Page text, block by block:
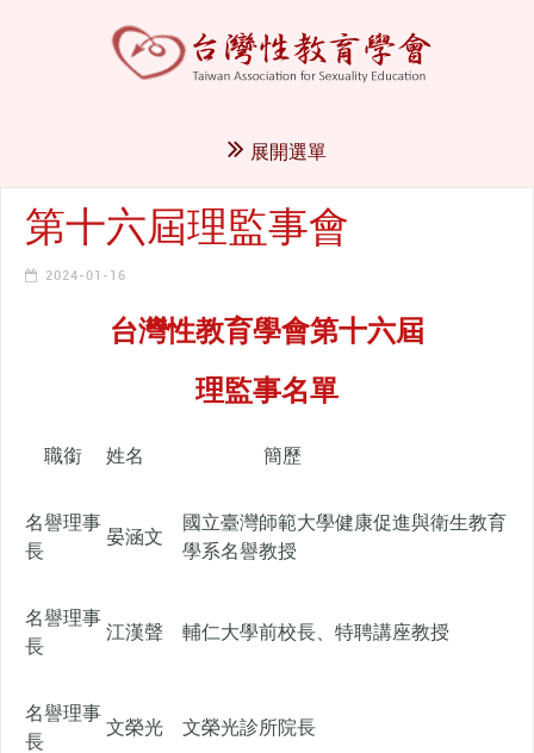
展開選單
第十六屆理監事會
2024-01-16
台灣性教育學會第十六屆
理監事名單
職銜 姓名 簡歷
名譽理事
長
晏涵文
國立臺灣師範大學健康促進與衛生教育
學系名譽教授
名譽理事
長
江漢聲 輔仁大學前校長、特聘講座教授
名譽理事
長
文榮光 文榮光診所院長